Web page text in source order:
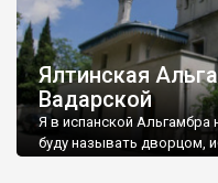
Ялтинская
Вадарской
Я в испанской Альгамбра
буду называть дворцом,